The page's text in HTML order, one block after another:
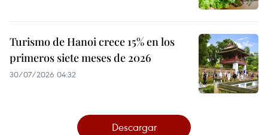
Turismo de Hanoi crece 15% en los
primeros siete meses de 2026
30/07/2026 04:32
Descargar